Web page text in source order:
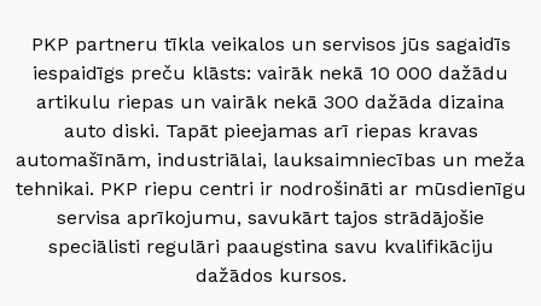
PKP partneru tīkla veikalos un servisos jūs sagaidīs
iespaidīgs preču klāsts: vairāk nekā 10 000 dažādu
artikulu riepas un vairāk nekā 300 dažāda dizaina
auto diski. Tapāt pieejamas arī riepas kravas
automašīnām, industriālai, lauksaimniecības un meža
tehnikai. PKP riepu centri ir nodrošināti ar mūsdienīgu
servisa aprīkojumu, savukārt tajos strādājošie
speciālisti regulāri paaugstina savu kvalifikāciju
dažādos kursos.